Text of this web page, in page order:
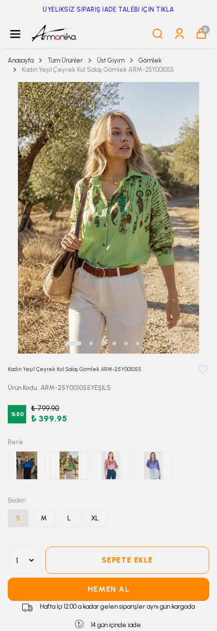
ÜYELİKSİZ SİPARİŞ İADE TALEBİ İÇİN TIKLA
0
Anasayfa Tüm Ürünler Üst Giyim
Gömlek
Kadın Yeşil Çeyrek Kol Salaş Gömlek ARM-25Y001055
Kadın Yeşil Çeyrek Kol Salaş Gömlek ARM-25Y001055
Ürün Kodu: ARM-25Y001055YEŞİLS
%50
₺ 799.90
₺ 399.95
Renk
Beden
S M L XL
SEPETE EKLE
HEMEN AL
Hafta İçi 12:00 a kadar gelen siparişler aynı gün kargoda
14 gün içinde iade